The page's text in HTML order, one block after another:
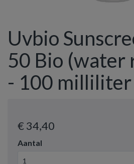
Uvbio
50 Bio (water
- 100 milliliter
€ 34,40
Aantal